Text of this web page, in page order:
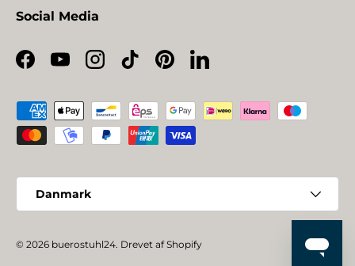
Social Media
Facebook
YouTubeInstagram
TikTokPinterestLinkedIn
Betalingsmetoder
Danmark
© 2026 buerostuhl24. Drevet af Shopify